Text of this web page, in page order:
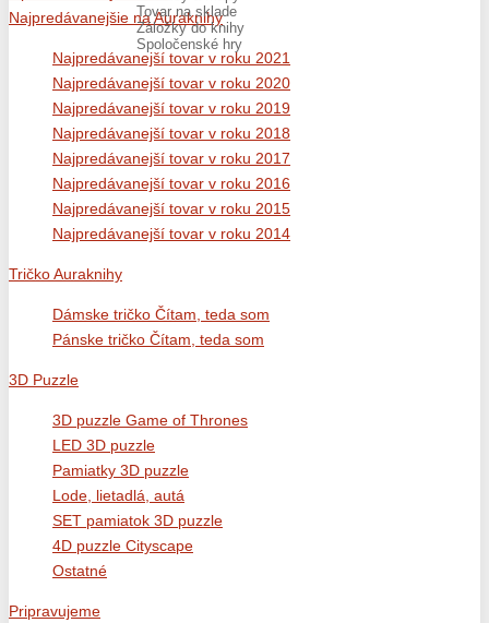
Tovar na sklade
Záložky do knihy
Spoločenské hry
Najpredávanejšie na Auraknihy
Najpredávanejší tovar v roku 2021
Najpredávanejší tovar v roku 2020
Najpredávanejší tovar v roku 2019
Najpredávanejší tovar v roku 2018
Najpredávanejší tovar v roku 2017
Najpredávanejší tovar v roku 2016
Najpredávanejší tovar v roku 2015
Najpredávanejší tovar v roku 2014
Tričko Auraknihy
Dámske tričko Čítam, teda som
Pánske tričko Čítam, teda som
3D Puzzle
3D puzzle Game of Thrones
LED 3D puzzle
Pamiatky 3D puzzle
Lode, lietadlá, autá
SET pamiatok 3D puzzle
4D puzzle Cityscape
Ostatné
Pripravujeme